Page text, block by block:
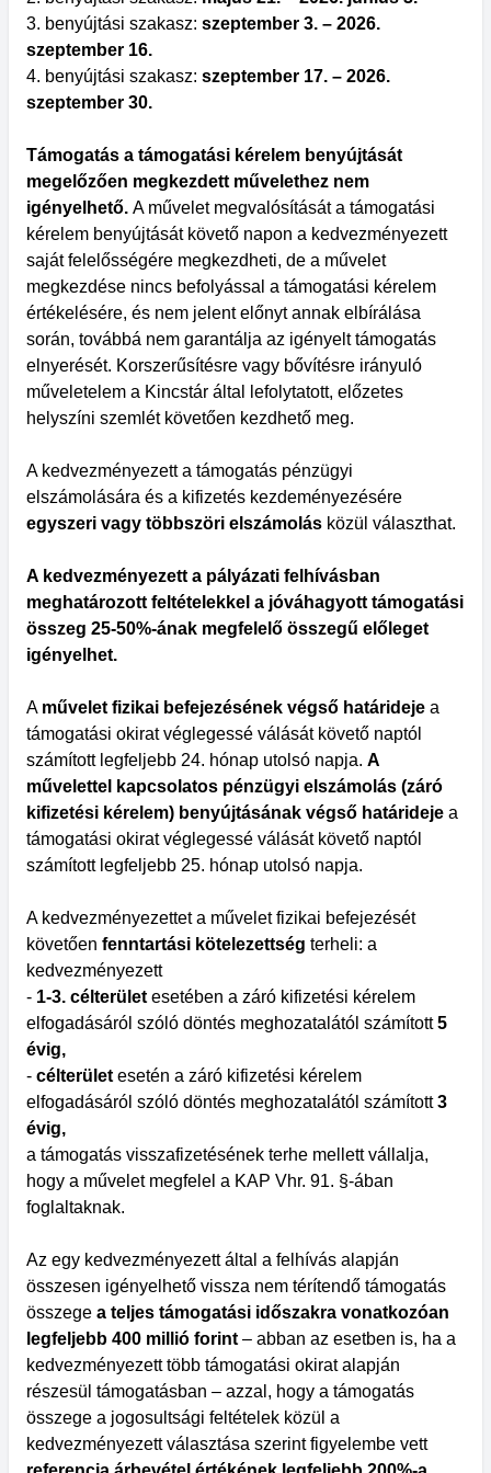
3. benyújtási szakasz: szeptember 3. – 2026.
szeptember 16.
4. benyújtási szakasz: szeptember 17. – 2026.
szeptember 30.
Támogatás a támogatási kérelem benyújtását
megelőzően megkezdett művelethez nem
igényelhető. A művelet megvalósítását a támogatási
kérelem benyújtását követő napon a kedvezményezett
saját felelősségére megkezdheti, de a művelet
megkezdése nincs befolyással a támogatási kérelem
értékelésére, és nem jelent előnyt annak elbírálása
során, továbbá nem garantálja az igényelt támogatás
elnyerését. Korszerűsítésre vagy bővítésre irányuló
műveletelem a Kincstár által lefolytatott, előzetes
helyszíni szemlét követően kezdhető meg.
A kedvezményezett a támogatás pénzügyi
elszámolására és a kifizetés kezdeményezésére
egyszeri vagy többszöri elszámolás közül választhat.
A kedvezményezett a pályázati felhívásban
meghatározott feltételekkel a jóváhagyott támogatási
összeg 25-50%-ának megfelelő összegű előleget
igényelhet.
A művelet fizikai befejezésének végső határideje a
támogatási okirat véglegessé válását követő naptól
számított legfeljebb 24. hónap utolsó napja. A
művelettel kapcsolatos pénzügyi elszámolás (záró
kifizetési kérelem) benyújtásának végső határideje a
támogatási okirat véglegessé válását követő naptól
számított legfeljebb 25. hónap utolsó napja.
A kedvezményezettet a művelet fizikai befejezését
követően fenntartási kötelezettség terheli: a
kedvezményezett
- 1-3. célterület esetében a záró kifizetési kérelem
elfogadásáról szóló döntés meghozatalától számított5
évig,
- célterület esetén a záró kifizetési kérelem
elfogadásáról szóló döntés meghozatalától számított3
évig,
a támogatás visszafizetésének terhe mellett vállalja,
hogy a művelet megfelel a KAP Vhr. 91. §-ában
foglaltaknak.
Az egy kedvezményezett által a felhívás alapján
összesen igényelhető vissza nem térítendő támogatás
összege a teljes támogatási időszakra vonatkozóan
legfeljebb 400 millió forint – abban az esetben is, ha a
kedvezményezett több támogatási okirat alapján
részesül támogatásban – azzal, hogy a támogatás
összege a jogosultsági feltételek közül a
kedvezményezett választása szerint figyelembe vett